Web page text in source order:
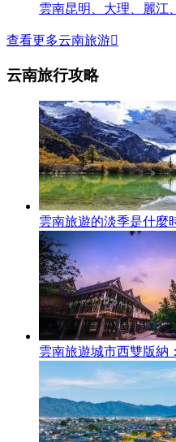
雲南昆明、大理、麗江
查看更多云南旅游
云南旅行攻略
雲南旅遊的淡季是什麼
雲南旅遊城市西雙版納